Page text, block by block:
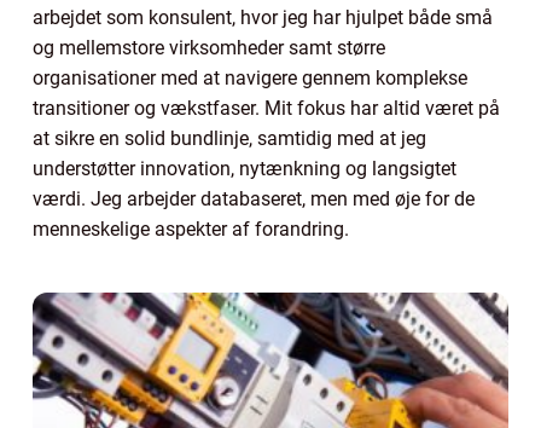
arbejdet som konsulent, hvor jeg har hjulpet både små
og mellemstore virksomheder samt større
organisationer med at navigere gennem komplekse
transitioner og vækstfaser. Mit fokus har altid været på
at sikre en solid bundlinje, samtidig med at jeg
understøtter innovation, nytænkning og langsigtet
værdi. Jeg arbejder databaseret, men med øje for de
menneskelige aspekter af forandring.